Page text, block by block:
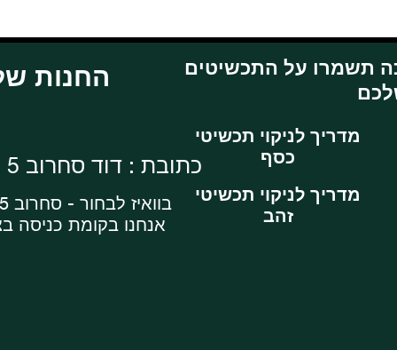
כתובת : דוד סחרוב 5 , ראשון לציון
אנחנו בקומת כניסה
תשמרו על התכשיטים
מדריך לניקוי תכשיטי
כסף
מדריך לניקוי תכשיטי
זהב